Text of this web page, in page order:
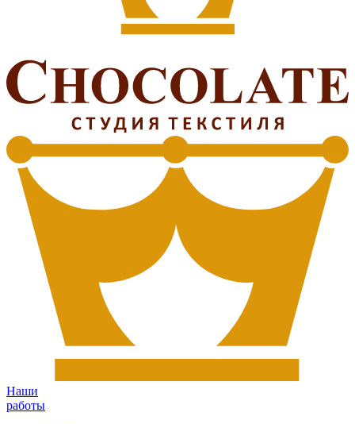
Наши
работы